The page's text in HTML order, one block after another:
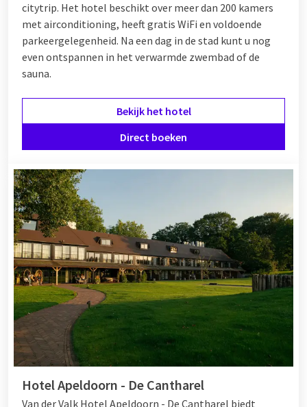
citytrip. Het hotel beschikt over meer dan 200 kamers
met airconditioning, heeft gratis WiFi en voldoende
parkeergelegenheid. Na een dag in de stad kunt u nog
even ontspannen in het verwarmde zwembad of de
sauna.
Bekijk het hotel
Direct boeken
Hotel Apeldoorn - De Cantharel
Van der Valk Hotel Apeldoorn - De Cantharel biedt